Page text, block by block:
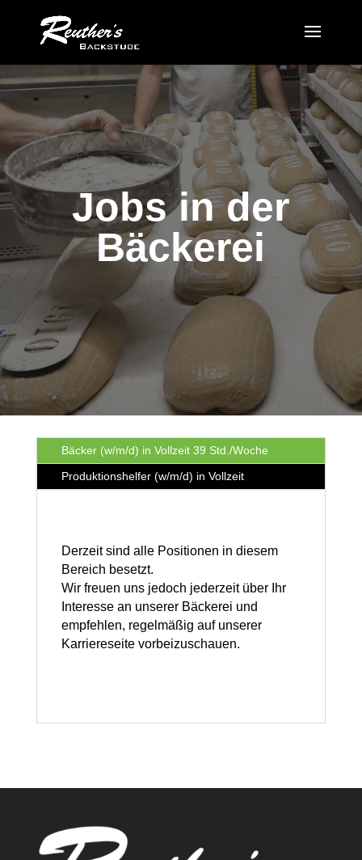
Jobs in der
Bäckerei
Bäcker (w/m/d) in Vollzeit 39 Std./Woche
Produktionshelfer (w/m/d) in Vollzeit
Derzeit sind alle Positionen in diesem
Bereich besetzt.
Wir freuen uns jedoch jederzeit über Ihr
Interesse an unserer Bäckerei und
empfehlen, regelmäßig auf unserer
Karriereseite vorbeizuschauen.